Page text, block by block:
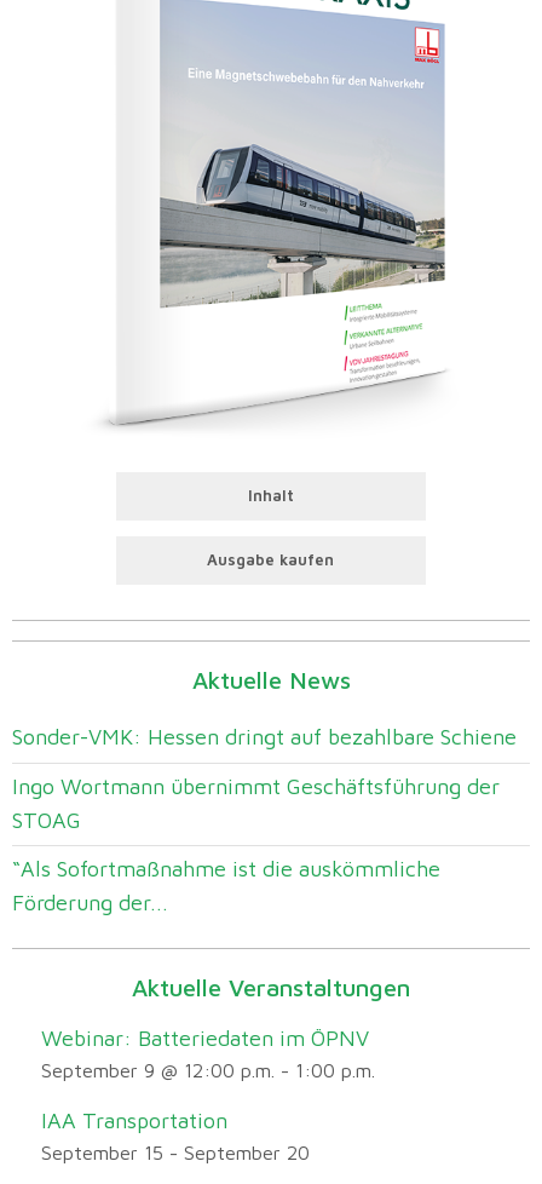
Inhalt
Ausgabe kaufen
Aktuelle News
Sonder-VMK: Hessen dringt auf bezahlbare Schiene
Ingo Wortmann übernimmt Geschäftsführung der
STOAG
“Als Sofortmaßnahme ist die auskömmliche
Förderung der...
Aktuelle Veranstaltungen
Webinar: Batteriedaten im ÖPNV
September 9 @ 12:00 p.m. - 1:00 p.m.
IAA Transportation
September 15 - September 20